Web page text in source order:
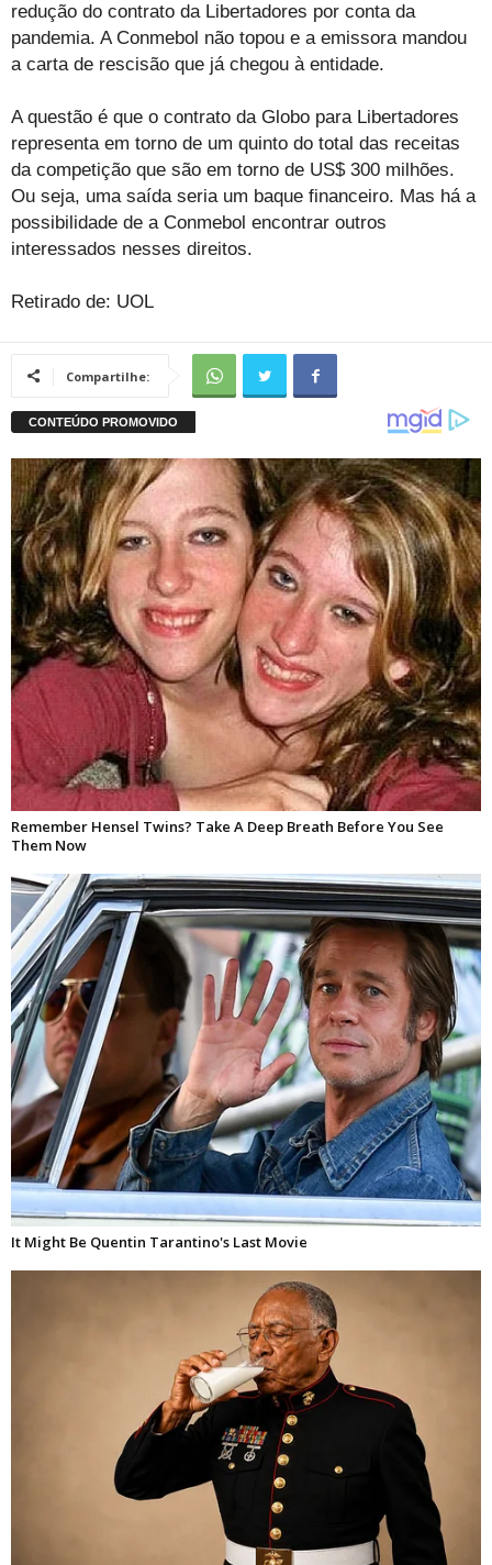
redução do contrato da Libertadores por conta da
pandemia. A Conmebol não topou e a emissora mandou
a carta de rescisão que já chegou à entidade.
A questão é que o contrato da Globo para Libertadores
representa em torno de um quinto do total das receitas
da competição que são em torno de US$ 300 milhões.
Ou seja, uma saída seria um baque financeiro. Mas há a
possibilidade de a Conmebol encontrar outros
interessados nesses direitos.
Retirado de: UOL
Compartilhe: